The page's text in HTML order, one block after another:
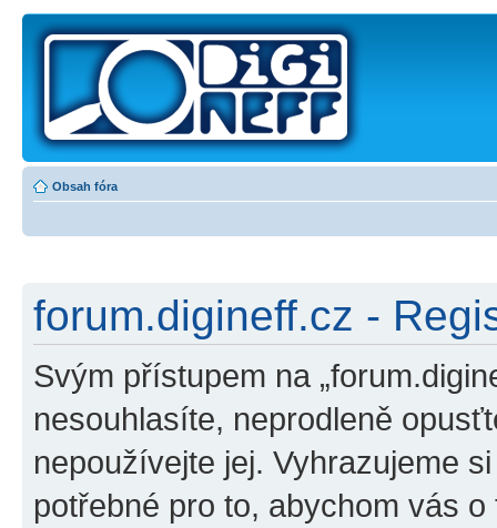
Obsah fóra
forum.digineff.cz -
Svým přístupem na
nesouhlasíte, neprodleně
nepoužívejte jej. Vyhrazujeme
potřebné pro to, abychom vás